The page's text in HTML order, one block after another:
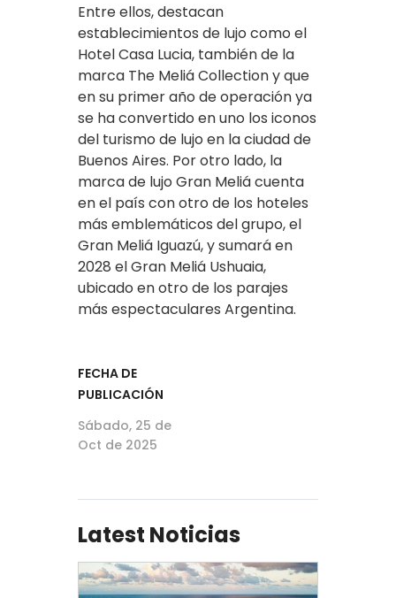
Entre ellos, destacan
establecimientos de lujo como el
Hotel Casa Lucia, también de la
marca The Meliá Collection y que
en su primer año de operación ya
se ha convertido en uno los iconos
del turismo de lujo en la ciudad de
Buenos Aires. Por otro lado, la
marca de lujo Gran Meliá cuenta
en el país con otro de los hoteles
más emblemáticos del grupo, el
Gran Meliá Iguazú, y sumará en
2028 el Gran Meliá Ushuaia,
ubicado en otro de los parajes
más espectaculares Argentina.
FECHA DE
PUBLICACIÓN
Sábado, 25 de
Oct de 2025
Latest Noticias